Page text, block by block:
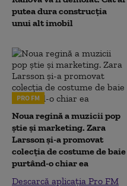
putea dura construcția
unui alt imobil
PRO FM
Noua regină a muzicii pop
știe și marketing. Zara
Larsson și-a promovat
colecția de costume de baie
purtând-o chiar ea
Descarcă aplicația Pro FM